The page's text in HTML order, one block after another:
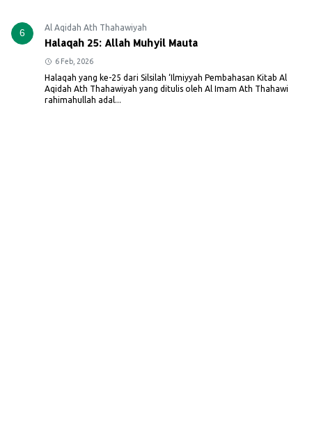
6 Al Aqidah Ath Thahawiyah
Halaqah 25: Allah Muhyil Mauta
6 Feb, 2026
Halaqah yang ke-25 dari Silsilah ‘Ilmiyyah Pembahasan Kitab Al
Aqidah Ath Thahawiyah yang ditulis oleh Al Imam Ath Thahawi
rahimahullah adal...